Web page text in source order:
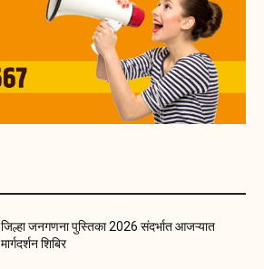
जिल्हा जनगणना पुस्तिका 2026 संदर्भात आजऱ्यात
मार्गदर्शन शिबिर